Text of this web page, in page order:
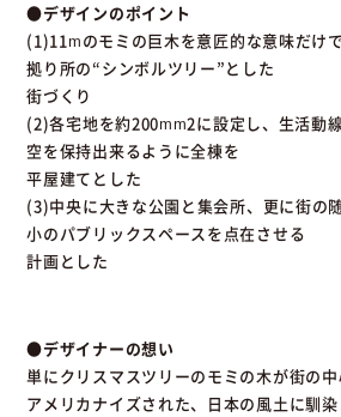
●デザインのポイント
(1)11mのモミの巨木を意匠的な意味だけ
拠り所の“シンボルツリー”とした
街づくり
(2)各宅地を約200mm2に設定し、生活動
空を保持出来るように全棟を
平屋建てとした
(3)中央に大きな公園と集会所、更に街の
小のパブリックスペースを点在させる
計画とした
●デザイナーの想い
単にクリスマスツリーのモミの木が街の
アメリカナイズされた、日本の風土に馴